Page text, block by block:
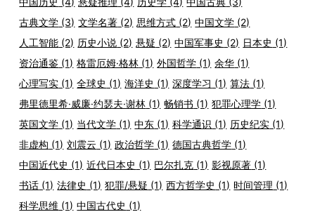
古典文学 (3) 文学名著 (2) 思维方式 (2) 中国文学 (2)
人工智能 (2) 历史小说 (2) 悬疑 (2) 中国军事史 (2) 日本史 (1)
资治通鉴 (1) 格雷厄姆·格林 (1) 外国哲学 (1) 余华 (1)
心理写实 (1) 全球史 (1) 海洋史 (1) 深度学习 (1) 算法 (1)
弗里德里希·威廉·约瑟夫·谢林 (1) 畅销书 (1) 犯罪心理学 (1)
英国文学 (1) 当代文学 (1) 中东 (1) 科学通识 (1) 历史纪实 (1)
非虚构 (1) 刘震云 (1) 政治哲学 (1) 德国古典哲学 (1)
中国近代史 (1) 近代日本史 (1) 巴尔扎克 (1) 影视原著 (1)
书话 (1) 法律史 (1) 犯罪/悬疑 (1) 西方哲学史 (1) 时间管理 (1)
科学思维 (1) 中国古代史 (1)